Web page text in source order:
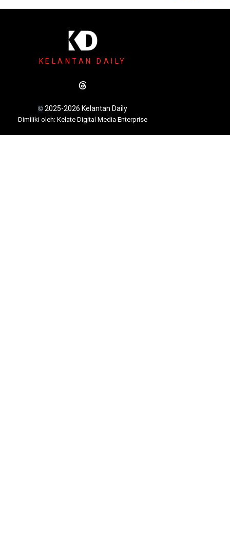
KELANTAN DAILY
© 2025-2026 Kelantan Daily
Dimiliki oleh: Kelate Digital Media Enterprise